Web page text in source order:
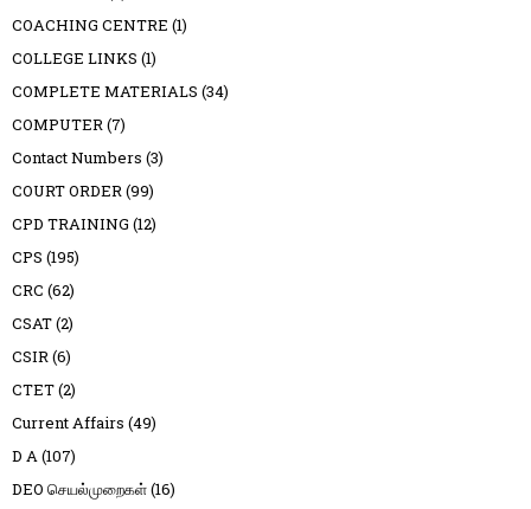
COACHING CENTRE (1)
COLLEGE LINKS (1)
COMPLETE MATERIALS (34)
COMPUTER(7)
Contact Numbers (3)
COURT ORDER(99)
CPD TRAINING (12)
CPS (195)
CRC (62)
CSAT(2)
CSIR(6)
CTET(2)
Current Affairs (49)
D A(107)
DEO செயல்முறைகள்(16)